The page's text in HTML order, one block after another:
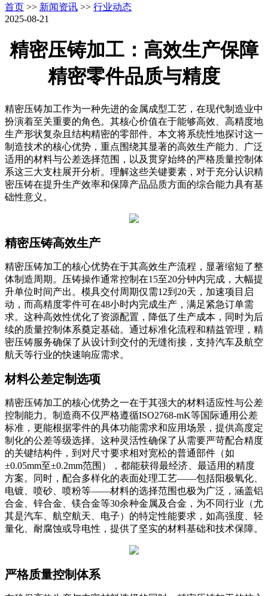
首页 >> 新闻资讯 >> 行业动态
2025-08-21
精密压铸加工：高效生产保障
精密零件品质与精度
精密压铸加工作为一种先进的金属成型工艺，在现代制造业中
扮演着至关重要的角色。其核心价值在于能够高效、高精度地
生产形状复杂且结构精密的零部件。本文将系统性地探讨这一
制造技术的核心优势，重点围绕其显著的高效生产能力、广泛
适用的材料与公差选择范围，以及贯穿始终的严格质量控制体
系这三大支柱展开分析。理解这些关键要素，对于充分认识精
密压铸在提升生产效率和保障产品品质方面的综合能力具有基
础性意义。
精密压铸高效生产
精密压铸加工的核心优势在于其高效生产流程，显著缩短了整
体制造周期。压铸操作通常控制在15至20分钟内完成，大幅提
升单位时间产出。模具交付周期仅需12到20天，加速项目启
动，而高精度零件可在48小时内完成生产，满足紧急订单需
求。这种高效性优化了资源配置，降低了生产成本，同时为后
续的质量控制体系奠定基础。通过标准化流程和精益管理，精
密压铸服务确保了从设计到交付的无缝衔接，支持汽车及航空
航天等行业的快速响应需求。
材料公差定制选项
精密压铸加工的核心优势之一在于其强大的材料适应性与公差
控制能力。制造商不仅严格遵循ISO2768-mK等国际通用公差
标准，更能根据零件的具体功能需求和应用场景，提供高度定
制化的公差等级选择。这种灵活性确保了从需要严苛配合精度
的关键结构件，到对尺寸要求相对宽松的普通部件（如
±0.05mm至±0.2mm范围），都能获得最经济、最适用的精度
方案。同时，配合多样化的表面处理工艺——包括阳极氧化、
电镀、喷砂、喷粉等——材料的选择范围也极为广泛，涵盖铝
合金、锌合金、镁合金等30余种金属及合金，为不同行业（尤
其是汽车、航空航天、电子）的特定性能要求，如高强度、轻
量化、耐腐蚀或导电性，提供了坚实的材料基础和技术保障。
严格质量控制体系